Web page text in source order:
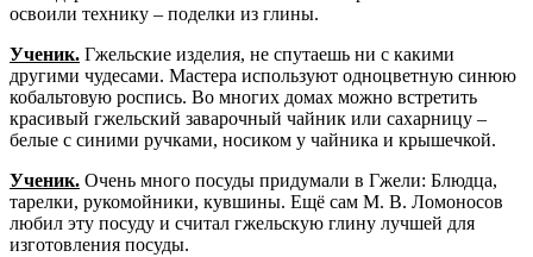
освоили технику – поделки из глины.
Ученик. Гжельские изделия, не спутаешь ни с какими
другими чудесами. Мастера используют одноцветную синюю
кобальтовую роспись. Во многих домах можно встретить
красивый гжельский заварочный чайник или сахарницу –
белые с синими ручками, носиком у чайника и крышечкой.
Ученик. Очень много посуды придумали в Гжели: Блюдца,
тарелки, рукомойники, кувшины. Ещё сам М. В. Ломоносов
любил эту посуду и считал гжельскую глину лучшей для
изготовления посуды.